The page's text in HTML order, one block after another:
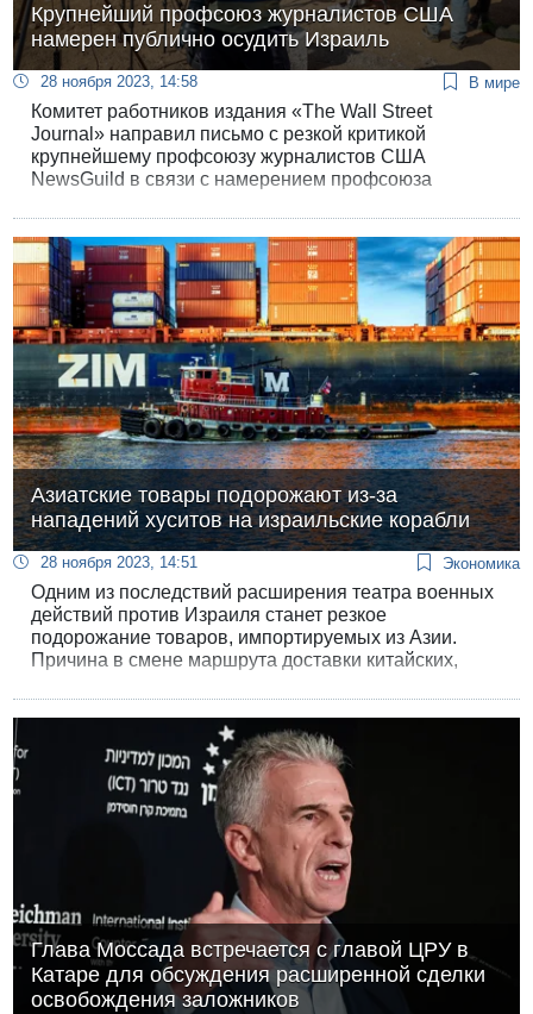
Крупнейший профсоюз журналистов США
намерен публично осудить Израиль
28 ноября 2023, 14:58 В мире
Комитет работников издания «The Wall Street
Journal» направил письмо с резкой критикой
крупнейшему профсоюзу журналистов США
NewsGuild в связи с намерением профсоюза
Азиатские товары подорожают из-за
нападений хуситов на израильские корабли
28 ноября 2023, 14:51 Экономика
Одним из последствий расширения театра военных
действий против Израиля станет резкое
подорожание товаров, импортируемых из Азии.
Причина в смене маршрута доставки китайских,
товаров в израильские морские порты.
Глава Моссада встречается с главой ЦРУ в
Катаре для обсуждения расширенной сделки
освобождения заложников